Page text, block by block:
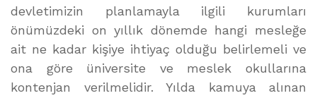
devletimizin planlamayla ilgili kurumları
önümüzdeki on yıllık dönemde hangi mesleğe
ait ne kadar kişiye ihtiyaç olduğu belirlemeli ve
ona göre üniversite ve meslek okullarına
kontenjan verilmelidir. Yılda kamuya alınan